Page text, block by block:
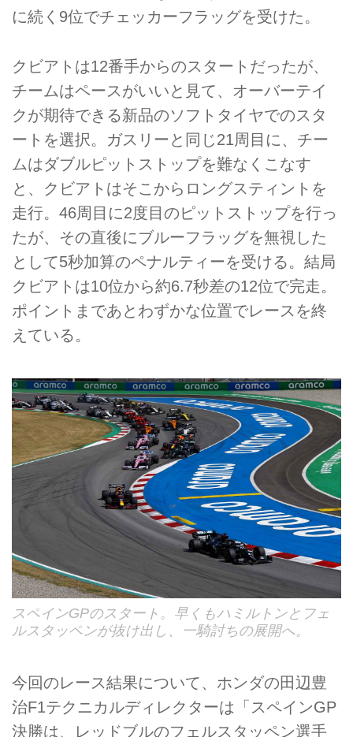
に続く9位でチェッカーフラッグを受けた。
クビアトは12番手からのスタートだったが、
チームはペースがいいと見て、オーバーテイ
クが期待できる新品のソフトタイヤでのスタ
ートを選択。ガスリーと同じ21周目に、チー
ムはダブルピットストップを難なくこなす
と、クビアトはそこからロングスティントを
走行。46周目に2度目のピットストップを行っ
たが、その直後にブルーフラッグを無視した
として5秒加算のペナルティーを受ける。結局
クビアトは10位から約6.7秒差の12位で完走。
ポイントまであとわずかな位置でレースを終
えている。
スペインGPのスタート。早くもハミルトンとフェ
ルスタッペンが抜け出し、一騎討ちの展開へ。
今回のレース結果について、ホンダの田辺豊
治F1テクニカルディレクターは「スペインGP
決勝は、レッドブルのフェルスタッペン選手